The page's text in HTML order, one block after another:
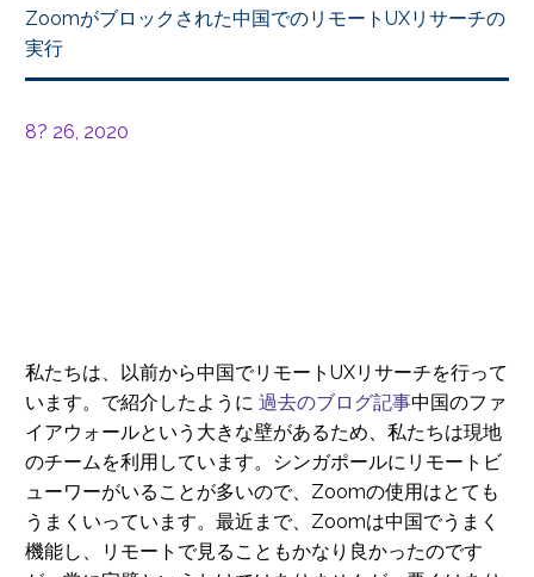
Zoomがブロックされた中国でのリモートUXリサーチの
実行
8? 26, 2020
私たちは、以前から中国でリモートUXリサーチを行って
います。で紹介したように 過去のブログ記事中国のファ
イアウォールという大きな壁があるため、私たちは現地
のチームを利用しています。シンガポールにリモートビ
ューワーがいることが多いので、Zoomの使用はとても
うまくいっています。最近まで、Zoomは中国でうまく
機能し、リモートで見ることもかなり良かったのです